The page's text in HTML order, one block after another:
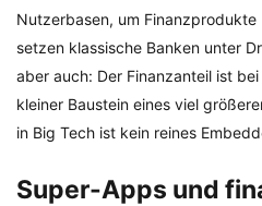
Nutzerbasen, um
setzen klassische Banken unter
aber auch: Der Finanzanteil ist
kleiner Baustein eines viel
in Big Tech ist kein reines
Super-Apps und